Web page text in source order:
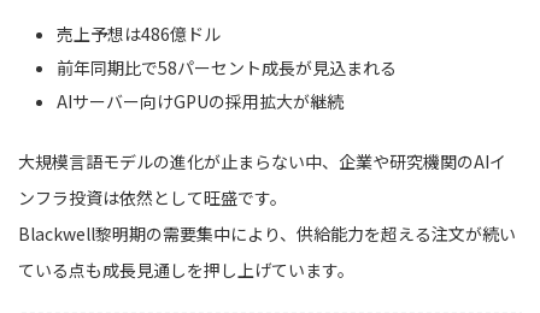
売上予想は486億ドル
前年同期比で58パーセント成長が見込まれる
AIサーバー向けGPUの採用拡大が継続
大規模言語モデルの進化が止まらない中、企業や研究機関のAIイ
ンフラ投資は依然として旺盛です。
Blackwell黎明期の需要集中により、供給能力を超える注文が続い
ている点も成長見通しを押し上げています。